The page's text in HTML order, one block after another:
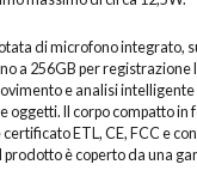
di microfono integrato,
a 256GB per registrazione
e analisi
oggetti. Il corpo compatto
ETL, CE, FCC e
è coperto da una